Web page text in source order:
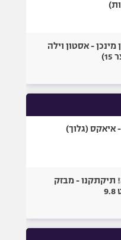
מינכן - אסטון וילה
- איאקס (גלוך)
תיקתקנו - מבזק